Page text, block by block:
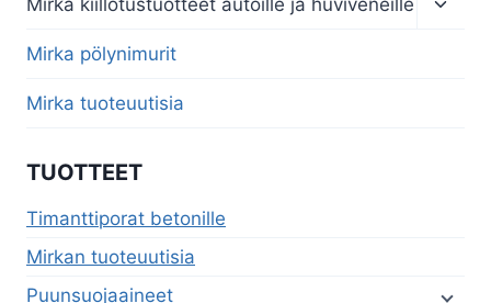
Mirka pölynimurit
Mirka tuoteuutisia
TUOTTEET
Timanttiporat betonille
Mirkan tuoteuutisia
Puunsuojaaineet